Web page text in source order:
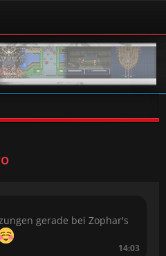
gerade bei Zophar's
14:03